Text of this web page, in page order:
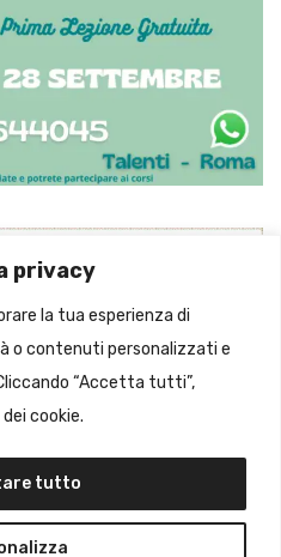
privacy
la tua esperienza di
o contenuti personalizzati e
“Accetta tutti”,
cookie.
tutto